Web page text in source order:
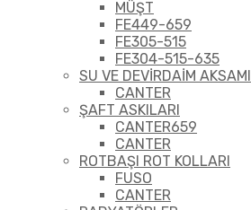
MÜŞT
FE449-659
FE305-515
FE304-515-635
SU VE DEVİRDAİM AKSAMI
CANTER
ŞAFT ASKILARI
CANTER659
CANTER
ROTBAŞI ROT KOLLARI
FUSO
CANTER